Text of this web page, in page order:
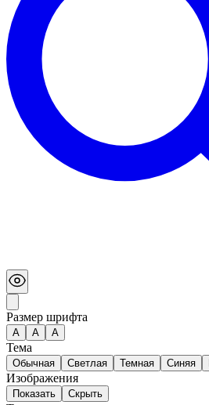
Размер шрифта
А A A
Тема
Обычная Светлая Темная Синяя
Изображения
Показать Скрыть